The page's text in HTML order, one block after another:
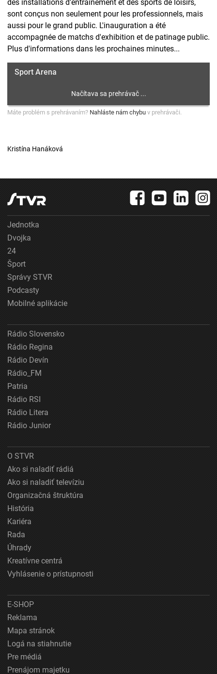
des installations d'entraînement et des sports de loisirs,
sont conçus non seulement pour les professionnels, mais
aussi pour le grand public. L'inauguration a été
accompagnée de matchs d'exhibition et de patinage public.
Plus d'informations dans les prochaines minutes...
Sport Arena
Máte problém s prehrávaním? Nahláste nám chybu v prehrávači.
Kristína Hanáková
Jednotka
Dvojka
24
Šport
Správy STVR
Podcasty
Mobilné aplikácie
Rádio Slovensko
Rádio Regina
Rádio Devín
Rádio_FM
Patria
Rádio RSI
Rádio Litera
Rádio Junior
O STVR
Ako si naladiť rádiá
Ako si naladiť televíziu
Organizačná štruktúra
História
Kariéra
Rada
Úhrady
Kreatívne centrá
Vyhlásenie o prístupnosti
E-SHOP
Reklama
Mapa stránok
Logá na stiahnutie
Pre médiá
Prenájom majetku